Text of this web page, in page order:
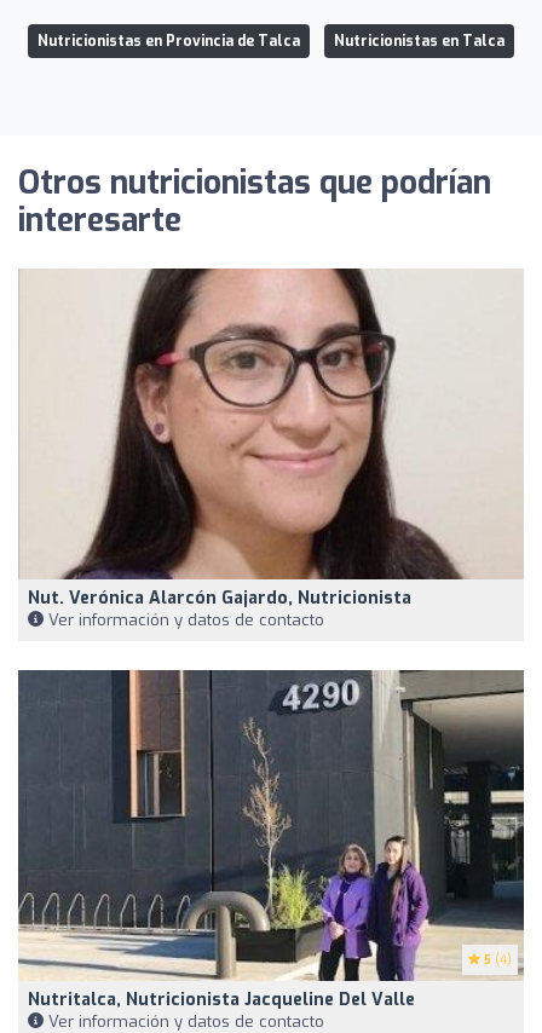
Nutricionistas en Provincia de Talca Nutricionistas en Talca
Otros nutricionistas que podrían
interesarte
Nut. Verónica Alarcón Gajardo, Nutricionista
Ver información y datos de contacto
5 (4)
Nutritalca, Nutricionista Jacqueline Del Valle
Ver información y datos de contacto